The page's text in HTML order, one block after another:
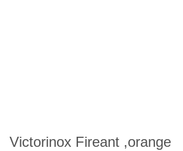
Victorinox Fireant ,orange